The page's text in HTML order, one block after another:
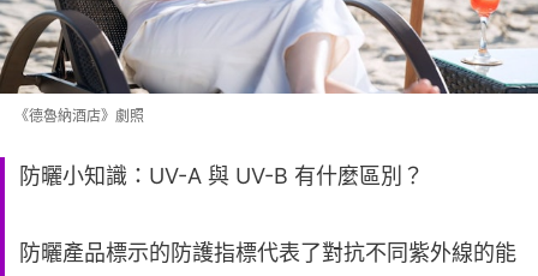
《德魯納酒店》劇照
防曬小知識：UV-A 與 UV-B 有什麼區別？
防曬產品標示的防護指標代表了對抗不同紫外線的能